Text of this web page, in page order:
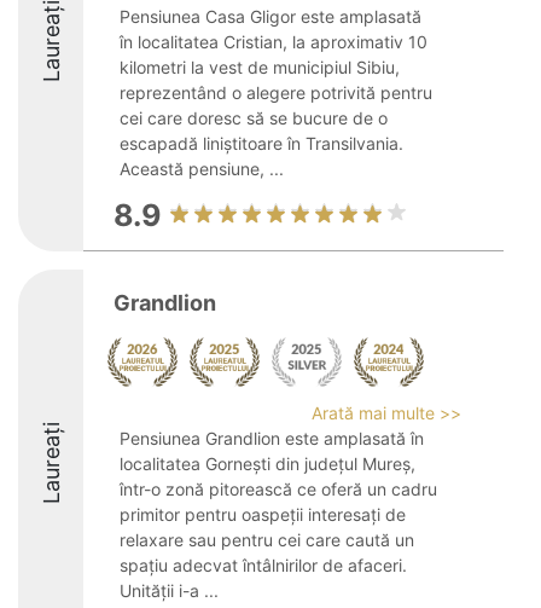
Laureați
Pensiunea Casa Gligor este amplasată
în localitatea Cristian, la aproximativ 10
kilometri la vest de municipiul Sibiu,
reprezentând o alegere potrivită pentru
cei care doresc să se bucure de o
escapadă liniștitoare în Transilvania.
Această pensiune, ...
8.9
Laureați
Grandlion
Arată mai multe >>
Pensiunea Grandlion este amplasată în
localitatea Gornești din județul Mureș,
într-o zonă pitorească ce oferă un cadru
primitor pentru oaspeții interesați de
relaxare sau pentru cei care caută un
spațiu adecvat întâlnirilor de afaceri.
Unității i-a ...